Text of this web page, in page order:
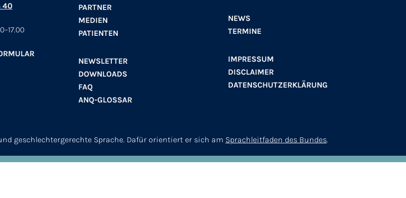
40
PARTNER
MEDIEN
PATIENTEN
NEWSLETTER
DOWNLOADS
FAQ
ANQ-GLOSSAR
NEWS
TERMINE
IMPRESSUM
DISCLAIMER
DATENSCHUTZERKLÄRUNG
geschlechtergerechte Sprache. Dafür orientiert er sich am Sprachleitfaden des Bundes.